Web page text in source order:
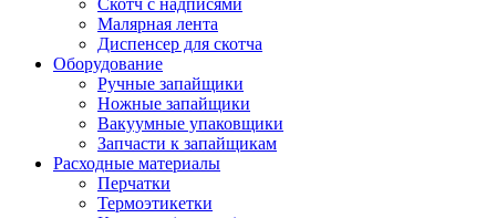
Малярная лента
Диспенсер для скотча
Оборудование
Ручные запайщики
Ножные запайщики
Вакуумные упаковщики
Запчасти к запайщикам
Расходные материалы
Перчатки
Термоэтикетки